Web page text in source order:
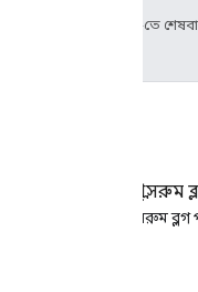
2026-08-05 UTC-তে
গুগল ক্লাসরুম
গুগল ক্লাসরুম